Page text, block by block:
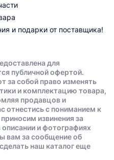
и подарки от поставщика!
для
публичной офертой.
за собой право изменять
и комплектацию товара,
продавцов и
отнестись с пониманием к
извинения за
и фотографиях
вам за сообщение об
наш каталог еще